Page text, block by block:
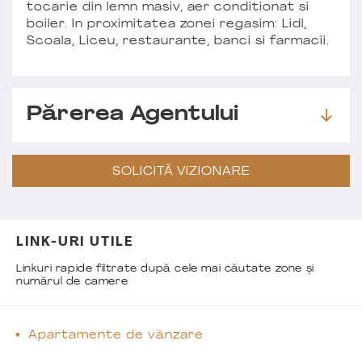
tocarie din lemn masiv, aer conditionat si
boiler. In proximitatea zonei regasim: Lidl,
Scoala, Liceu, restaurante, banci si farmacii.
Părerea Agentului
SOLICITĂ VIZIONARE
LINK-URI UTILE
Linkuri rapide filtrate după cele mai căutate zone și
numărul de camere
Apartamente de vânzare